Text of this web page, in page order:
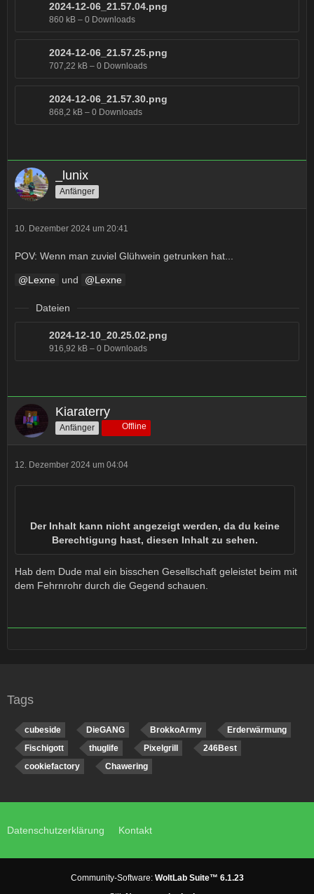
2024-12-06_21.57.04.png
860 kB – 0 Downloads
2024-12-06_21.57.25.png
707,22 kB – 0 Downloads
2024-12-06_21.57.30.png
868,2 kB – 0 Downloads
_lunix
Anfänger
10. Dezember 2024 um 20:41
POV: Wenn man zuviel Glühwein getrunken hat...
Lexne und Lexne
Dateien
2024-12-10_20.25.02.png
916,92 kB – 0 Downloads
Kiaraterry
Anfänger Offline
12. Dezember 2024 um 04:04
Der Inhalt kann nicht angezeigt werden, da du keine
Berechtigung hast, diesen Inhalt zu sehen.
Hab dem Dude mal ein bisschen Gesellschaft geleistet beim mit
dem Fehrnrohr durch die Gegend schauen.
Tags
cubeside DieGANG BrokkoArmy
Erderwärmung
Fischigott
thuglife Pixelgrill
246Best
cookiefactory
Chawering
Datenschutzerklärung Kontakt
Community-Software: WoltLab Suite™ 6.1.23